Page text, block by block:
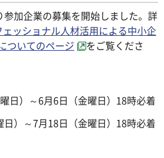
加企業の募集を開始しました。詳
ッショナル人材活用による中小企
ついてのページ
をご覧くださ
日）～6月6日（金曜日）18時必着
）～7月18日（金曜日）18時必着